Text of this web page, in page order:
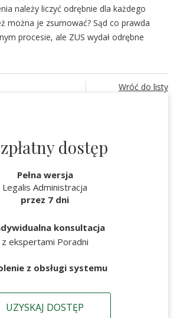
należy liczyć odrębnie dla każdego
można je zsumować? Sąd co prawda
procesie, ale ZUS wydał odrębne
Wróć do listy
dostęp
Pełna wersja
Legalis Administracja
przez 7 dni
konsultacja
z ekspertami Poradni
z obsługi systemu
UZYSKAJ DOSTĘP